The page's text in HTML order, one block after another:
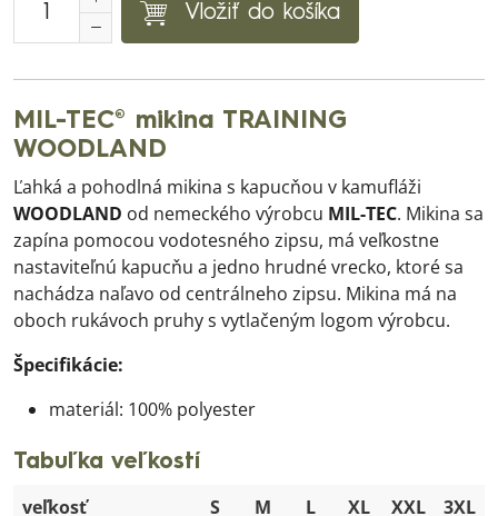
Vložiť do košíka
MIL-TEC® mikina TRAINING
WOODLAND
Ľahká a pohodlná mikina s kapucňou v kamufláži
WOODLAND od nemeckého výrobcu MIL-TEC. Mikina sa
zapína pomocou vodotesného zipsu, má veľkostne
nastaviteľnú kapucňu a jedno hrudné vrecko, ktoré sa
nachádza naľavo od centrálneho zipsu. Mikina má na
oboch rukávoch pruhy s vytlačeným logom výrobcu.
Špecifikácie:
materiál: 100% polyester
Tabuľka veľkostí
veľkosť S M L XL XXL 3XL